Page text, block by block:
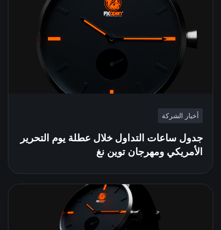
أخبار الشركة
جدول ساعات التداول خلال عطلة يوم التحرير
الأمريكي ومهرجان توين نغ